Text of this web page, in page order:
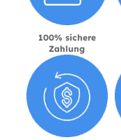
100% sichere
Zahlung